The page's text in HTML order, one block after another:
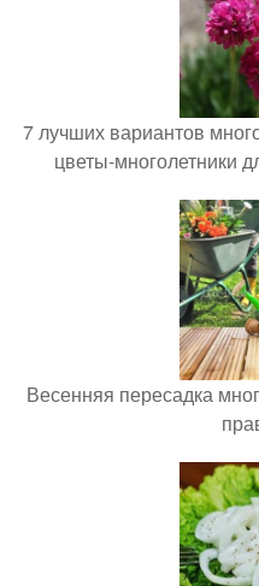
7 лучших вариантов
цветы-многолетники
Весенняя пересадка